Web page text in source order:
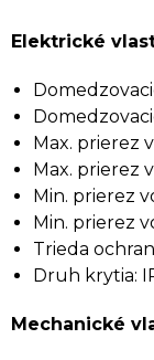
Elektrické
Max. prierez
Max. prierez
Min. prierez
Min. prierez
Trieda
Druh krytia:
Mechanické